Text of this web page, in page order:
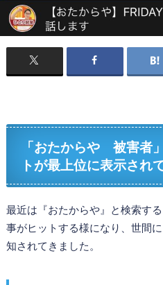
「おたからや 被害者
トが最上位に表示され
最近は『おたからや』と検索す
事がヒットする様になり、世間
知されてきました。